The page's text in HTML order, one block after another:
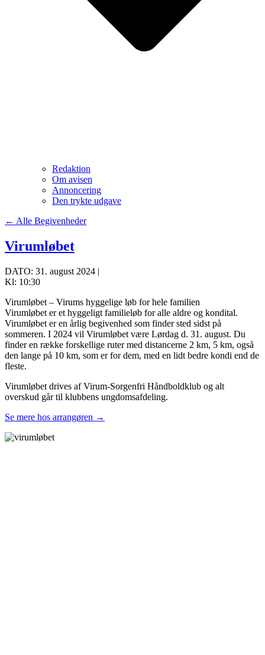
Redaktion
Om avisen
Annoncering
Den trykte udgave
← Alle Begivenheder
Virumløbet
DATO: 31. august 2024 |
Kl: 10:30
Virumløbet – Virums hyggelige løb for hele familien
Virumløbet er et hyggeligt familieløb for alle aldre og kondital.
Virumløbet er en årlig begivenhed som finder sted sidst på
sommeren. I 2024 vil Virumløbet være Lørdag d. 31. august. Du
finder en række forskellige ruter med distancerne 2 km, 5 km, også
den lange på 10 km, som er for dem, med en lidt bedre kondi end de
fleste.
Virumløbet drives af Virum-Sorgenfri Håndboldklub og alt
overskud går til klubbens ungdomsafdeling.
Se mere hos arrangøren →